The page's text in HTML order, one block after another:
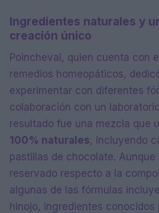
Ingredientes naturales y
creación único
Poincheval, quien cuenta con
remedios homeopáticos,
experimentar con diferentes
colaboración con un
resultado fue una mezcla que
100% naturales, incluyendo
pastillas de chocolate. Aunque
reservado respecto a la
algunas de las fórmulas
hinojo, ingredientes conocidos